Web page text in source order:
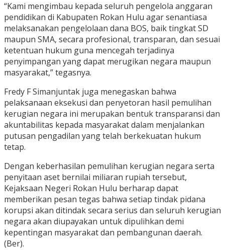
“Kami mengimbau kepada seluruh pengelola anggaran
pendidikan di Kabupaten Rokan Hulu agar senantiasa
melaksanakan pengelolaan dana BOS, baik tingkat SD
maupun SMA, secara profesional, transparan, dan sesuai
ketentuan hukum guna mencegah terjadinya
penyimpangan yang dapat merugikan negara maupun
masyarakat,” tegasnya.
Fredy F Simanjuntak juga menegaskan bahwa
pelaksanaan eksekusi dan penyetoran hasil pemulihan
kerugian negara ini merupakan bentuk transparansi dan
akuntabilitas kepada masyarakat dalam menjalankan
putusan pengadilan yang telah berkekuatan hukum
tetap.
Dengan keberhasilan pemulihan kerugian negara serta
penyitaan aset bernilai miliaran rupiah tersebut,
Kejaksaan Negeri Rokan Hulu berharap dapat
memberikan pesan tegas bahwa setiap tindak pidana
korupsi akan ditindak secara serius dan seluruh kerugian
negara akan diupayakan untuk dipulihkan demi
kepentingan masyarakat dan pembangunan daerah.
(Ber).